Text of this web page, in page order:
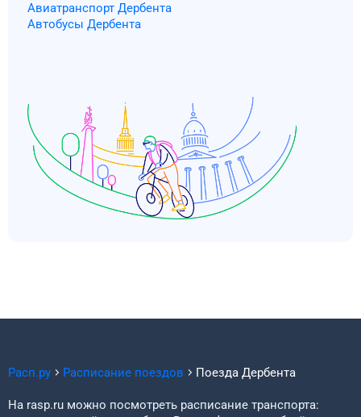
Авиатранспорт Дербента
Автобусы Дербента
Расп.ру Расписание поездов Поезда Дербента
На rasp.ru можно посмотреть расписание транспорта: